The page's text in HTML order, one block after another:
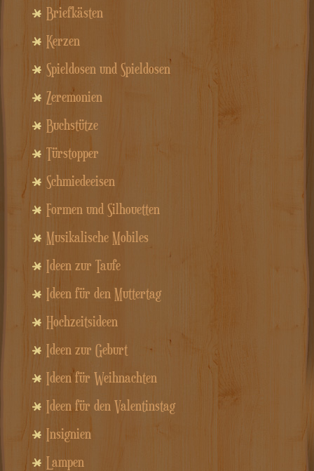
Briefkästen
Kerzen
Spieldosen und Spieldosen
Zeremonien
Buchstütze
Türstopper
Schmiedeeisen
Formen und Silhouetten
Musikalische Mobiles
Ideen zur Taufe
Ideen für den Muttertag
Hochzeitsideen
Ideen zur Geburt
Ideen für Weihnachten
Ideen für den Valentinstag
Insignien
Lampen